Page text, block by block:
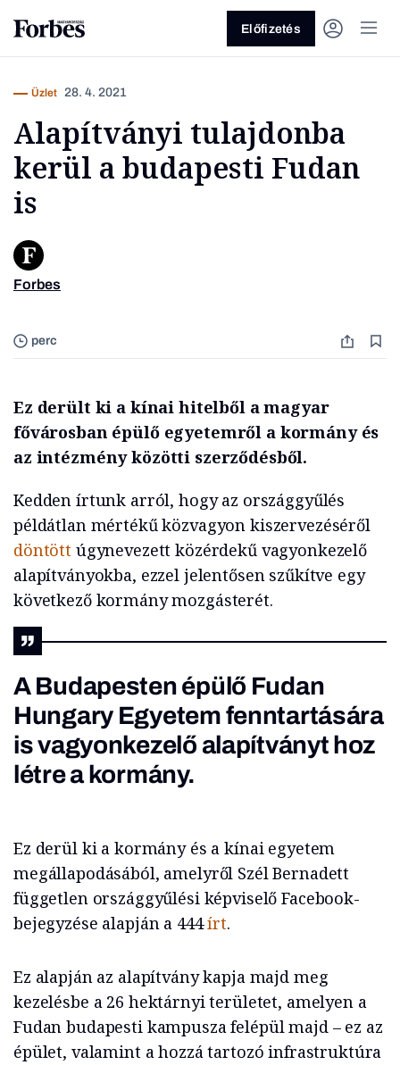
Előfizetés
perc
Üzlet 28. 4. 2021
Alapítványi tulajdonba
kerül a budapesti Fudan
is
Forbes
Ez derült ki a kínai hitelből a magyar
fővárosban épülő egyetemről a kormány és
az intézmény közötti szerződésből.
Kedden írtunk arról, hogy az országgyűlés
példátlan mértékű közvagyon kiszervezéséről
döntött úgynevezett közérdekű vagyonkezelő
alapítványokba, ezzel jelentősen szűkítve egy
következő kormány mozgásterét.
A Budapesten épülő Fudan
Hungary Egyetem fenntartására
is vagyonkezelő alapítványt hoz
létre a kormány.
Ez derül ki a kormány és a kínai egyetem
megállapodásából, amelyről Szél Bernadett
független országgyűlési képviselő Facebook-
bejegyzése alapján a 444írt.
Ez alapján az alapítvány kapja majd meg
kezelésbe a 26 hektárnyi területet, amelyen a
Fudan budapesti kampusza felépül majd – ez az
épület, valamint a hozzá tartozó infrastruktúra